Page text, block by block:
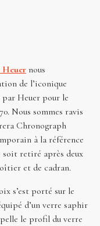
Heuer nous
de l’iconique
Heuer pour le
Nous sommes ravis
Chronograph
à la référence
soit retiré après deux
et de cadran.
s’est porté sur le
d’un verre saphir
le profil du verre